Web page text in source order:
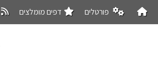
פורטלים דפים מומלצים